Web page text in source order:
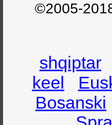
©2005-
shqiptar
keel
Bosanski